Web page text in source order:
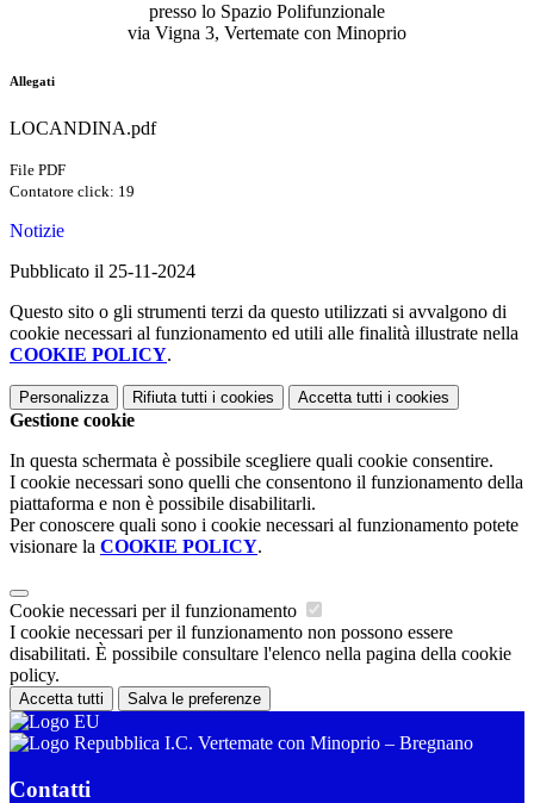
presso lo Spazio Polifunzionale
via Vigna 3, Vertemate con Minoprio
Allegati
LOCANDINA.pdf
File PDF
Contatore click: 19
Notizie
Pubblicato il 25-11-2024
Questo sito o gli strumenti terzi da questo utilizzati si avvalgono di
cookie necessari al funzionamento ed utili alle finalità illustrate nella
COOKIE POLICY.
Personalizza Rifiuta tutti i cookies Accetta tutti i cookies
Gestione cookie
In questa schermata è possibile scegliere quali cookie consentire.
I cookie necessari sono quelli che consentono il funzionamento della
piattaforma e non è possibile disabilitarli.
Per conoscere quali sono i cookie necessari al funzionamento potete
visionare la COOKIE POLICY.
Cookie necessari per il funzionamento
I cookie necessari per il funzionamento non possono essere
disabilitati. È possibile consultare l'elenco nella pagina della cookie
policy.
Accetta tutti Salva le preferenze
I.C. Vertemate con Minoprio – Bregnano
Contatti